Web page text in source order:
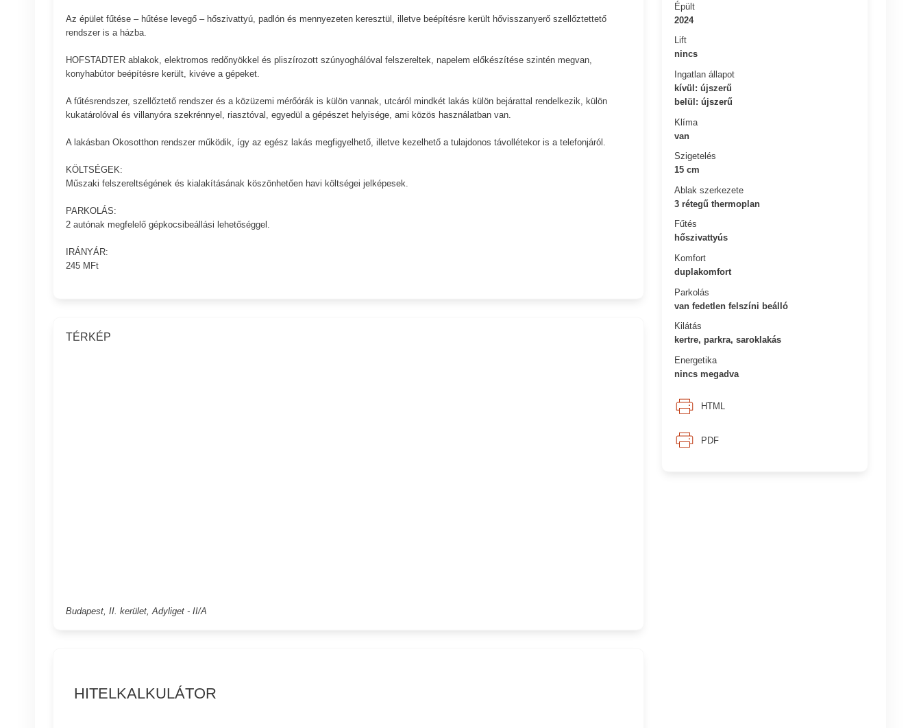
Épült
2024
Lift
nincs
Ingatlan állapot
kívül: újszerű
belül: újszerű
Klíma
van
Szigetelés
15 cm
Ablak szerkezete
3 rétegű thermoplan
Fűtés
hőszivattyús
Komfort
duplakomfort
Parkolás
van fedetlen felszíni beálló
Kilátás
kertre, parkra, saroklakás
Energetika
nincs megadva
HTML
PDF
Az épület fűtése – hűtése levegő – hőszivattyú, padlón és mennyezeten keresztül, illetve beépítésre került hővisszanyerő szellőztettető
rendszer is a házba.
HOFSTADTER ablakok, elektromos redőnyökkel és pliszírozott szúnyoghálóval felszereltek, napelem előkészítése szintén megvan,
konyhabútor beépítésre került, kivéve a gépeket.
A fűtésrendszer, szellőztető rendszer és a közüzemi mérőórák is külön vannak, utcáról mindkét lakás külön bejárattal rendelkezik, külön
kukatárolóval és villanyóra szekrénnyel, riasztóval, egyedül a gépészet helyisége, ami közös használatban van.
A lakásban Okosotthon rendszer működik, így az egész lakás megfigyelhető, illetve kezelhető a tulajdonos távollétekor is a telefonjáról.
KÖLTSÉGEK:
Műszaki felszereltségének és kialakításának köszönhetően havi költségei jelképesek.
PARKOLÁS:
2 autónak megfelelő gépkocsibeállási lehetőséggel.
IRÁNYÁR:
245 MFt
TÉRKÉP
Budapest, II. kerület, Adyliget - II/A
HITELKALKULÁTOR